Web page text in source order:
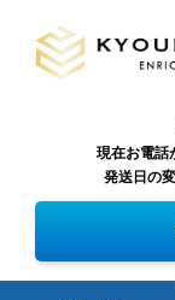
現在お電話
発送日の